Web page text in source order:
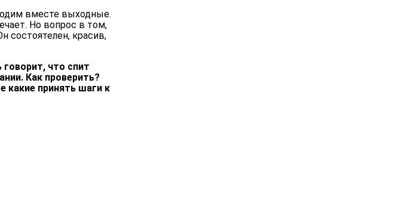
вместе выходные.
Но вопрос в том,
состоятелен, красив,
что спит
Как проверить?
какие принять шаги к